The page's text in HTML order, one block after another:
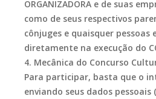
ORGANIZADORA e de suas
como de seus respectivos
cônjuges e quaisquer pessoas
diretamente na execução do
4. Mecânica do Concurso
Para participar, basta que o
enviando seus dados